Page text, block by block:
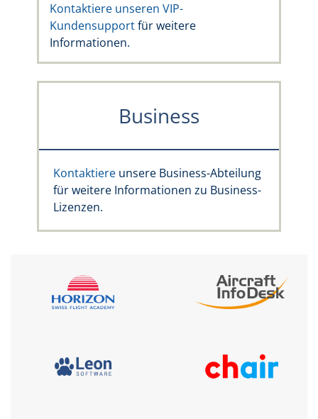
Kontaktiere unseren VIP-
Kundensupportfür weitere
Informationen.
Business
Kontaktiere unsere Business-Abteilung
für weitere Informationen zu Business-
Lizenzen.